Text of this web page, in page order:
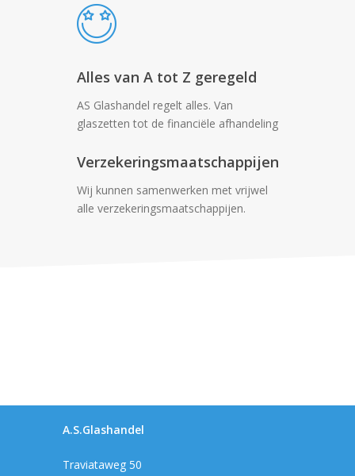
Alles van A tot Z geregeld
AS Glashandel regelt alles. Van
glaszetten tot de financiële afhandeling
Verzekeringsmaatschappijen
Wij kunnen samenwerken met vrijwel
alle verzekeringsmaatschappijen.
A.S.Glashandel
Traviataweg 50